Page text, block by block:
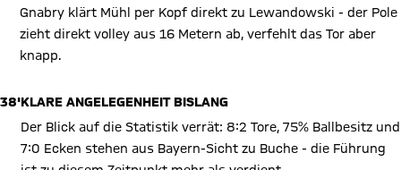
Gnabry klärt Mühl per Kopf direkt zu Lewandowski - der Pole
zieht direkt volley aus 16 Metern ab, verfehlt das Tor aber
knapp.
38'KLARE ANGELEGENHEIT BISLANG
Der Blick auf die Statistik verrät: 8:2 Tore, 75% Ballbesitz und
7:0 Ecken stehen aus Bayern-Sicht zu Buche - die Führung